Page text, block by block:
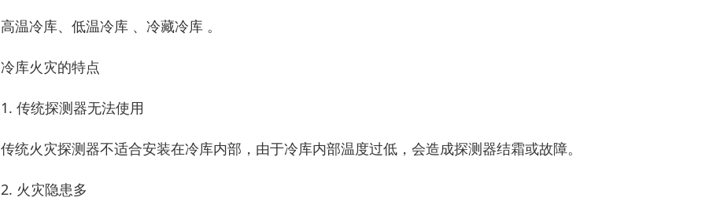
高温冷库、低温冷库 、冷藏冷库 。
冷库火灾的特点
1. 传统探测器无法使用
传统火灾探测器不适合安装在冷库内部，由于冷库内部温度过低，会造成探测器结霜或故障。
2. 火灾隐患多